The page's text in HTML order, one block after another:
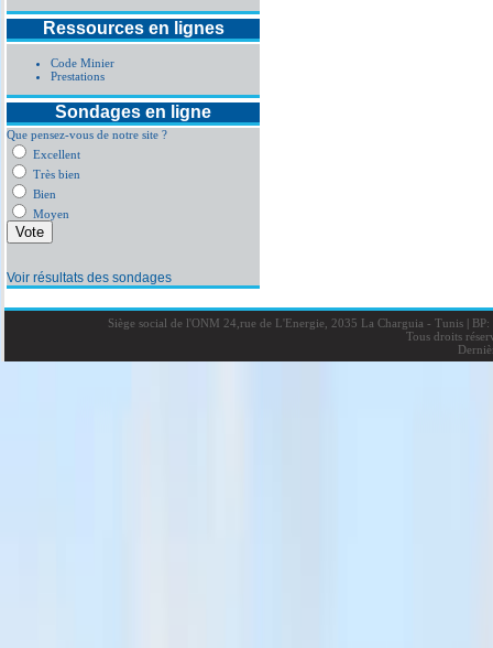
Ressources en lignes
Code Minier
Prestations
Sondages en ligne
Que pensez-vous de notre site ?
Excellent
Très bien
Bien
Moyen
Voir résultats des sondages
Siège social de l'ONM 24,rue de L'Energie, 2035 La Charguia - Tunis |BP:
Tous droits